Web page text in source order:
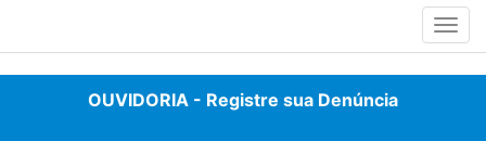
OUVIDORIA - Registre sua Denúncia